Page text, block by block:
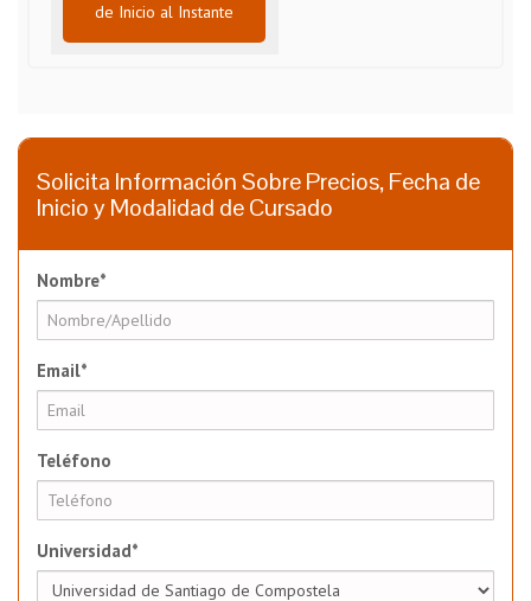
de Inicio al Instante
Solicita Información Sobre Precios, Fecha de
Inicio y Modalidad de Cursado
Nombre*
Email*
Teléfono
Universidad*